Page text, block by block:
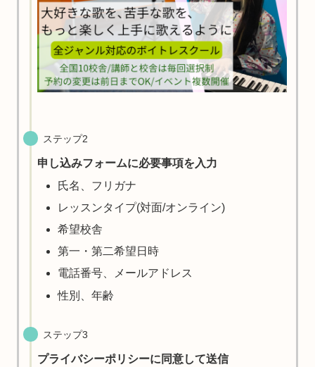
ステップ2
申し込みフォームに必要事項を入力
氏名、フリガナ
レッスンタイプ(対面/オンライン)
希望校舎
第一・第二希望日時
電話番号、メールアドレス
性別、年齢
ステップ3
プライバシーポリシーに同意して送信